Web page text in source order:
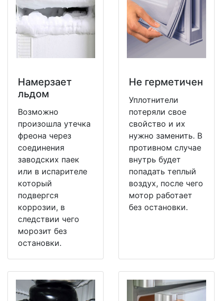
Намерзает
льдом
Возможно
произошла утечка
фреона через
соединения
заводских паек
или в испарителе
который
подвергся
коррозии, в
следствии чего
морозит без
остановки.
Не герметичен
Уплотнители
потеряли свое
свойство и их
нужно заменить. В
противном случае
внутрь будет
попадать теплый
воздух, после чего
мотор работает
без остановки.